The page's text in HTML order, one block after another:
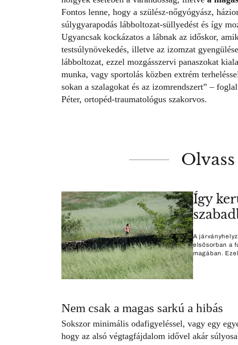
Fontos lenne, hogy a szülész-nőgyógyász,
súlygyarapodás lábboltozat-süllyedést és így
Ugyancsak kockázatos a lábnak az időskor,
testsúlynövekedés, illetve az izomzat
lábboltozat, ezzel mozgásszervi panaszokat
munka, vagy sportolás közben extrém
sokan a szalagokat és az izomrendszert” –
Péter, ortopéd-traumatológus szakorvos.
Így
A
elsősorban a
magában.
Nem csak a magas sarkú a hibás
Sokszor minimális odafigyeléssel, vagy egy
hogy az alsó végtagfájdalom idővel akár